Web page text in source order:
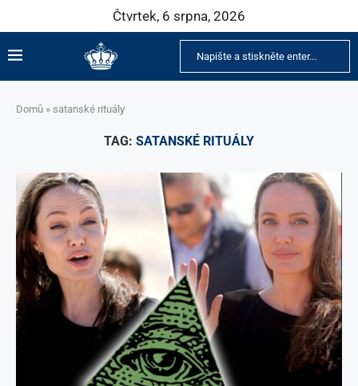
Čtvrtek, 6 srpna, 2026
Domů » satanské rituály
TAG: SATANSKÉ RITUÁLY